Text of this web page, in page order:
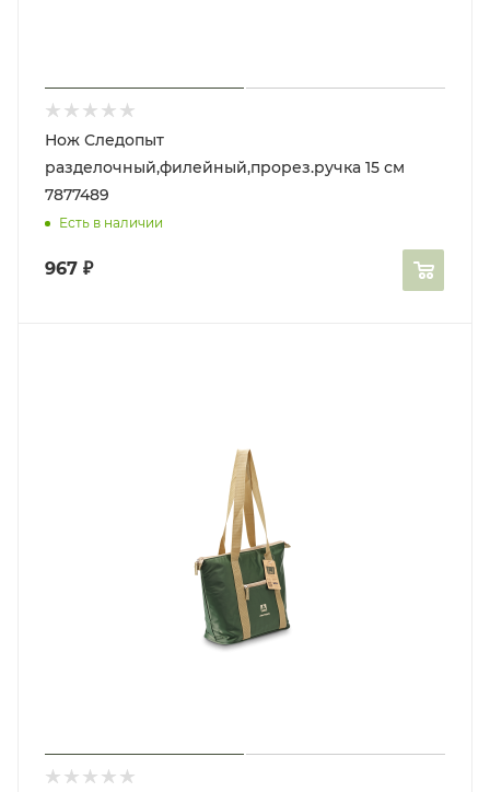
Нож Следопыт
разделочный,филейный,прорез.ручка 15 см
7877489
Есть в наличии
967 ₽